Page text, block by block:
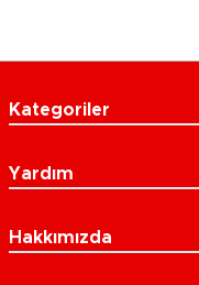
Kategoriler
Yardım
Hakkımızda